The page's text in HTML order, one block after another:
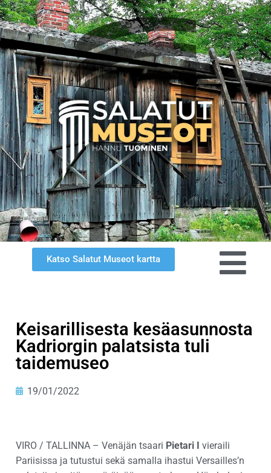
Katso Salatut Museot kartta
Keisarillisesta kesäasunnosta
Kadriorgin palatsista tuli
taidemuseo
19/01/2022
VIRO / TALLINNA – Venäjän tsaari Pietari I vieraili
Pariisissa ja tutustui sekä samalla ihastui Versailles’n